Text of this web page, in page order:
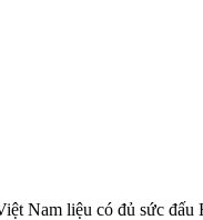
Nam liệu có đủ sức đấu